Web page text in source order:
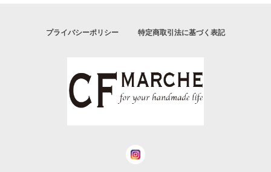
プライバシーポリシー 特定商取引法に基づく表記